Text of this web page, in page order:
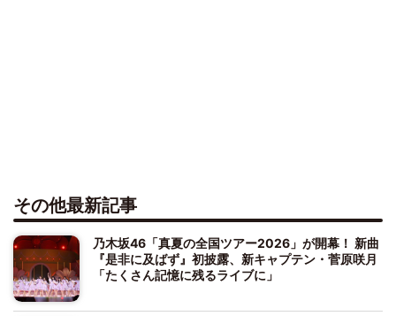
その他最新記事
乃木坂46「真夏の全国ツアー2026」が開幕！ 新曲
『是非に及ばず』初披露、新キャプテン・菅原咲月
「たくさん記憶に残るライブに」